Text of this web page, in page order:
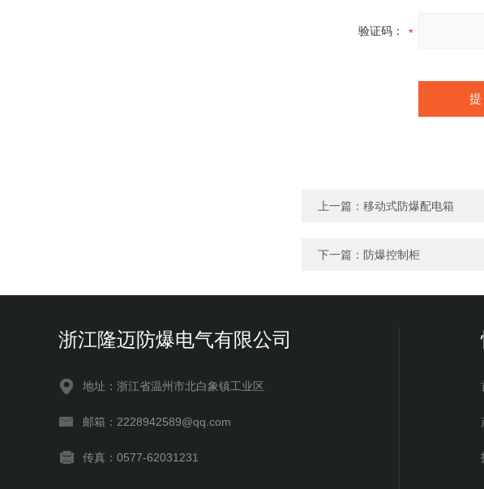
验证码：
上一篇： 移动式防爆配电箱
下一篇： 防爆控制柜
浙江隆迈防爆电气有限公司
地址：浙江省温州市北白象镇工业区
邮箱：2228942589@qq.com
传真：0577-62031231